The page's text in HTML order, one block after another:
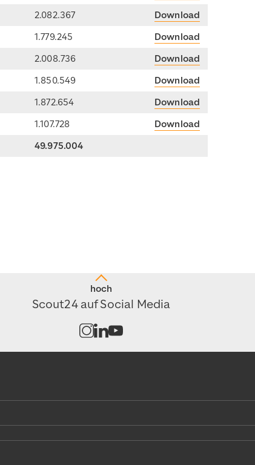
2.082.367
Download
1.779.245
Download
2.008.736
Download
1.850.549
Download
1.872.654
Download
1.107.728
Download
49.975.004
hoch
Scout24 auf Social Media
Kanal auf Instagram öffnen
Kanal auf LinkedIn öffnen